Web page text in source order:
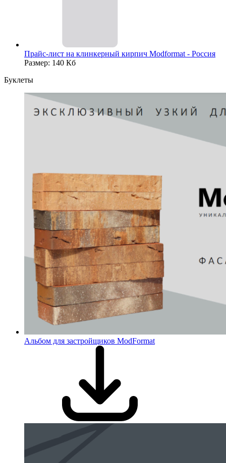
Прайс-лист на клинкерный кирпич Modformat - Россия
Размер: 140 Кб
Буклеты
Альбом для застройщиков ModFormat